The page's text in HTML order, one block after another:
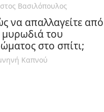
Βασιλόπουλος
να απαλλαγείτε από
μυρωδιά του
στο σπίτι;
Καπνού